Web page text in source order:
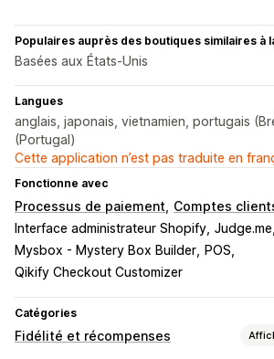
Populaires auprès des boutiques similaires à
Basées aux États-Unis
Langues
anglais, japonais, vietnamien, portugais
(Portugal)
Cette application n’est pas traduite en
Fonctionne avec
Processus de paiement Comptes
Interface administrateur Shopify Judge.me
Mysbox - Mystery Box Builder
POS
Qikify Checkout Customizer
Catégories
Fidélité et récompenses